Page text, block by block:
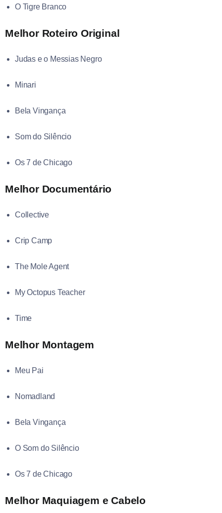
O Tigre Branco
Melhor Roteiro Original
Judas e o Messias Negro
Minari
Bela Vingança
Som do Silêncio
Os 7 de Chicago
Melhor Documentário
Collective
Crip Camp
The Mole Agent
My Octopus Teacher
Time
Melhor Montagem
Meu Pai
Nomadland
Bela Vingança
O Som do Silêncio
Os 7 de Chicago
Melhor Maquiagem e Cabelo